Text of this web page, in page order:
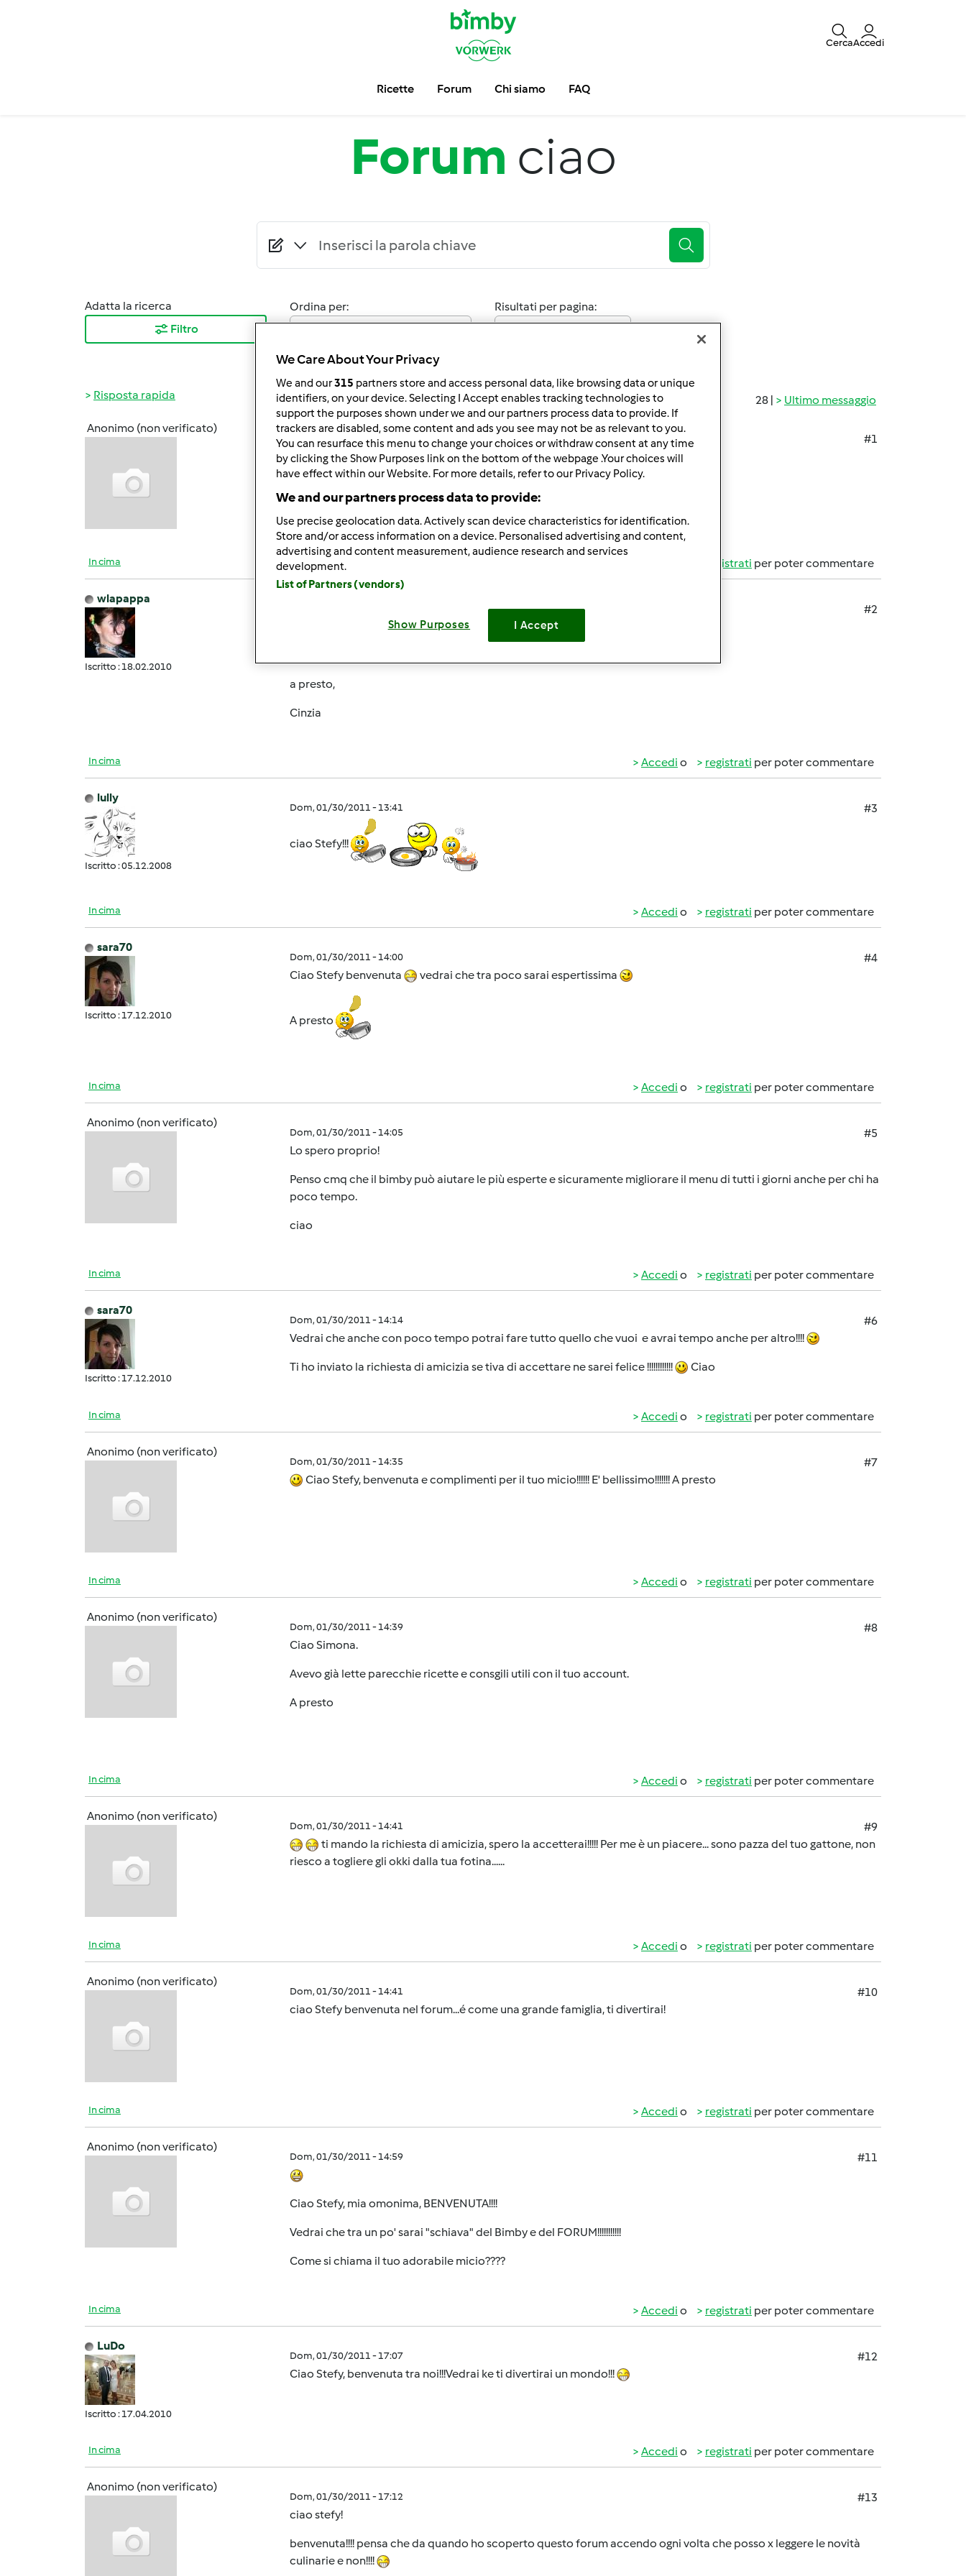
CercaAccedi
Ricette Forum Chi siamo FAQ
Forum ciao
Adatta la ricerca
Filtro
Ordina per:
Risultati per pagina:
28 | Ultimo messaggio
Risposta rapida
Anonimo (non verificato)
Dom, 01/30/2011 - 13:31
#1
Ho il bimby da un mese e lo trovo eccezionale!
In cima registrati per poter commentare
wlapappa
Iscritto : 18.02.2010
#2
Ciao Stefy, benvenuta
a presto,
Cinzia
In cima Accedi o registrati per poter commentare
lully
Iscritto : 05.12.2008
Dom, 01/30/2011 - 13:41 #3
ciao Stefy!!!
In cima Accedi o registrati per poter commentare
sara70
Iscritto : 17.12.2010
Dom, 01/30/2011 - 14:00
#4
Ciao Stefy benvenuta
vedrai che tra poco sarai espertissima
A presto
In cima Accedi o registrati per poter commentare
Anonimo (non verificato)
Dom, 01/30/2011 - 14:05
#5
Lo spero proprio!
Penso cmq che il bimby può aiutare le più esperte e sicuramente migliorare il menu di tutti i giorni anche per chi ha
poco tempo.
ciao
In cima Accedi o registrati per poter commentare
sara70
Iscritto : 17.12.2010
Dom, 01/30/2011 - 14:14
#6
Vedrai che anche con poco tempo potrai fare tutto quello che vuoi e avrai tempo anche per altro!!!!
Ti ho inviato la richiesta di amicizia se tiva di accettare ne sarei felice !!!!!!!!!!!! Ciao
In cima Accedi o registrati per poter commentare
Anonimo (non verificato)
Dom, 01/30/2011 - 14:35
#7
Ciao Stefy, benvenuta e complimenti per il tuo micio!!!!!! E' bellissimo!!!!!!! A presto
In cima Accedi o registrati per poter commentare
Anonimo (non verificato)
Dom, 01/30/2011 - 14:39
#8
Ciao Simona.
Avevo già lette parecchie ricette e consgili utili con il tuo account.
A presto
In cima Accedi o registrati per poter commentare
Anonimo (non verificato)
Dom, 01/30/2011 - 14:41
#9
ti mando la richiesta di amicizia, spero la accetterai!!!!! Per me è un piacere... sono pazza del tuo gattone, non
riesco a togliere gli okki dalla tua fotina......
In cima Accedi o registrati per poter commentare
Anonimo (non verificato)
Dom, 01/30/2011 - 14:41
#10
ciao Stefy benvenuta nel forum...é come una grande famiglia, ti divertirai!
In cima Accedi o registrati per poter commentare
Anonimo (non verificato)
Dom, 01/30/2011 - 14:59 #11
Ciao Stefy, mia omonima, BENVENUTA!!!!
Vedrai che tra un po' sarai "schiava" del Bimby e del FORUM!!!!!!!!!!!
Come si chiama il tuo adorabile micio????
In cima Accedi o registrati per poter commentare
LuDo
Iscritto : 17.04.2010
Dom, 01/30/2011 - 17:07
#12
Ciao Stefy, benvenuta tra noi!!!Vedrai ke ti divertirai un mondo!!!
In cima Accedi o registrati per poter commentare
Anonimo (non verificato)
Dom, 01/30/2011 - 17:12
#13
ciao stefy!
benvenuta!!!! pensa che da quando ho scoperto questo forum accendo ogni volta che posso x leggere le novità
culinarie e non!!!!
We Care About Your Privacy
We and our315 partners store and access personal data, like browsing data or unique
identifiers, on your device. Selecting I Accept enables tracking technologies to
support the purposes shown under we and our partners process data to provide. If
trackers are disabled, some content and ads you see may not be as relevant to you.
You can resurface this menu to change your choices or withdraw consent at any time
by clicking the Show Purposes link on the bottom of the webpage .Your choices will
have effect within our Website. For more details, refer to our Privacy Policy.
We and our partners process data to provide:
Use precise geolocation data. Actively scan device characteristics for identification.
Store and/or access information on a device. Personalised advertising and content,
advertising and content measurement, audience research and services
development.
List of Partners (vendors)
Show Purposes I Accept